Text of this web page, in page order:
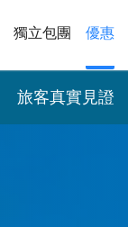
獨立包團 優惠
旅客真實見證